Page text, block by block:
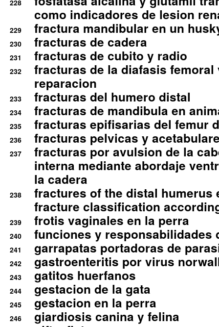
228
como indicadores de lesion
229 fractura mandibular en un
230 fracturas de cadera
231 fracturas de cubito y radio
232
fracturas de la diafasis
reparacion
233 fracturas del humero distal
234 fracturas de mandibula en
235 fracturas epifisarias del femur
236 fracturas pelvicas y
237
fracturas por avulsion de la
interna mediante abordaje
la cadera
238
fractures of the distal humerus
fracture classification
239 frotis vaginales en la perra
240 funciones y responsabilidades
241 garrapatas portadoras de
242 gastroenteritis por virus
243 gatitos huerfanos
244 gestacion de la gata
245 gestacion en la perra
246
giardiosis canina y felina